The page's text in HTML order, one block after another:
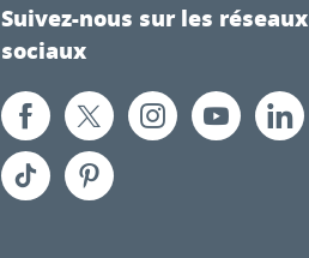
Suivez-nous sur les réseaux
sociaux